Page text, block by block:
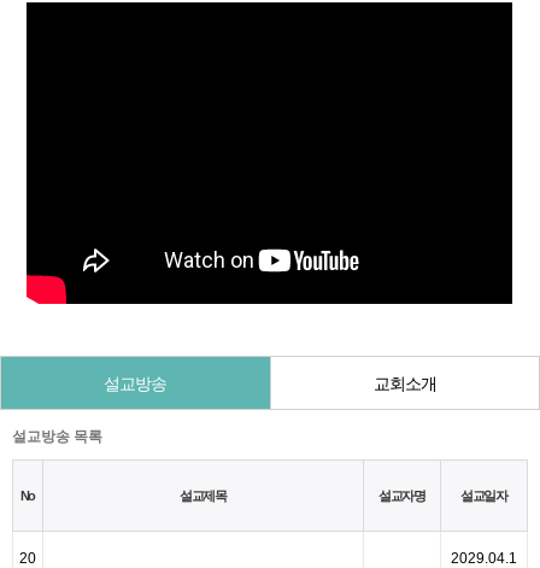
설교방송 교회소개
설교방송 목록
No 설교제목 설교자명 설교일자
20 2029.04.1